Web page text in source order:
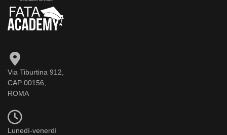
Via Tiburtina 912,
CAP 00156,
ROMA
Lunedì-venerdì